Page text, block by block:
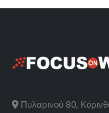
Πυλαρινού 80,